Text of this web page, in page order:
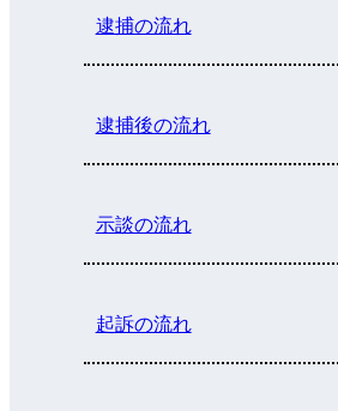
逮捕の流れ
逮捕後の流れ
示談の流れ
起訴の流れ